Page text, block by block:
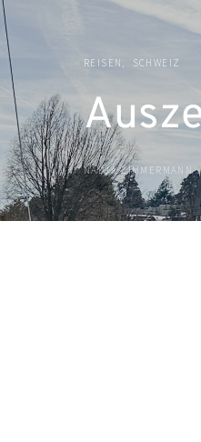
REISEN SCHWEIZ
NADJA ZIMMERMANN